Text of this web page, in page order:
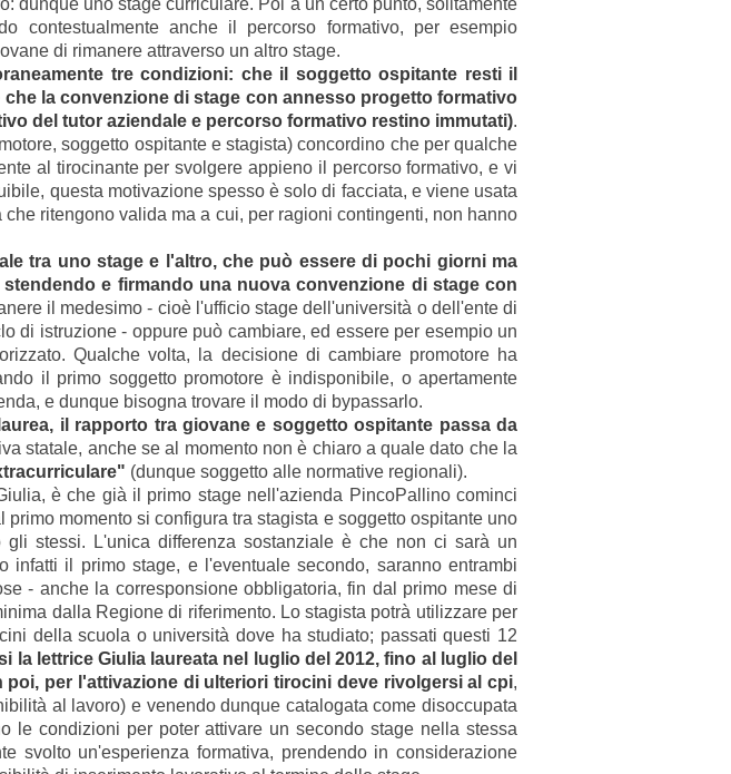
contestualmente anche il percorso formativo, per esempio
di rimanere attraverso un altro stage.
tre condizioni: che il soggetto ospitante resti il
la convenzione di stage con annesso progetto formativo
del tutor aziendale e percorso formativo restino immutati).
soggetto ospitante e stagista) concordino che per qualche
al tirocinante per svolgere appieno il percorso formativo, e vi
questa motivazione spesso è solo di facciata, e viene usata
ritengono valida ma a cui, per ragioni contingenti, non hanno
tra uno stage e l'altro, che può essere di pochi giorni ma
e firmando una nuova convenzione di stage con
il medesimo- cioè l'ufficio stage dell'università o dell'ente di
di istruzione - oppure può cambiare, ed essere per esempio un
. Qualche volta, la decisione di cambiare promotore ha
il primo soggetto promotore è indisponibile, o apertamente
e dunque bisogna trovare il modo di bypassarlo.
il rapporto tra giovane e soggetto ospitante passa da
statale, anche se al momento non è chiaro a quale dato che la
(dunque soggetto alle normative regionali).
è che già il primo stage nell'azienda PincoPallino cominci
momento si configura tra stagista e soggetto ospitante uno
gli stessi. L'unica differenza sostanziale è che non ci sarà un
il primo stage, e l'eventuale secondo, saranno entrambi
- anche la corresponsione obbligatoria, fin dal primo mese di
dalla Regione di riferimento. Lo stagista potrà utilizzare per
della scuola o università dove ha studiato; passati questi 12
la lettrice Giulia laureata nel luglio del 2012, fino al luglio del
per l'attivazione di ulteriori tirocini deve rivolgersi al cpi,
al lavoro) e venendo dunque catalogata come disoccupata
le condizioni per poter attivare un secondo stage nella stessa
svolto un'esperienza formativa, prendendo in considerazione